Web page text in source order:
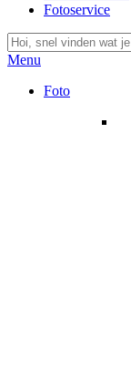
Fotoservice
Menu
Foto